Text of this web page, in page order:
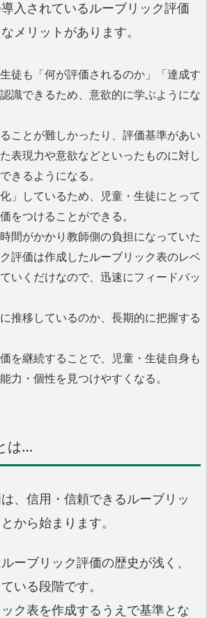
入されているルーブリック評価
メリットがあります。
徒も「何が評価されるのか」「達成す
識できるため、意欲的に学ぶようにな
ことが難しかったり、評価基準があい
表現力や意欲などといったものに対し
きるようになる。
」しているため、児童・生徒にとって
をつけることができる。
間がかかり教師側の負担になっていた
評価は作成したルーブリック表のレベ
いくだけなので、迅速にフィードバッ
推移しているのか、長期的に把握する
を継続することで、児童・生徒自身も
力・個性を見つけやすくなる。
は…
、信用・信頼できるルーブリッ
から始まります。
ーブリック評価の歴史が浅く、
いる段階です。
ク表を作成するうえで基準とな